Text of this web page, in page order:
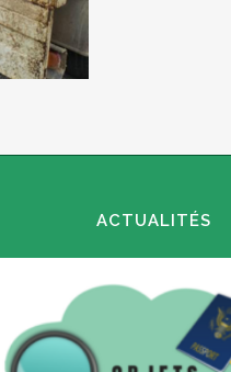
ACTUALITÉS